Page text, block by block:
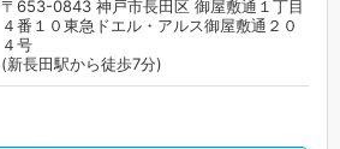
〒653-0843 神戸市長田区 御屋敷通１丁目
４番１０東急ドエル・アルス御屋敷通２０
４号
(新長田駅から徒歩7分)